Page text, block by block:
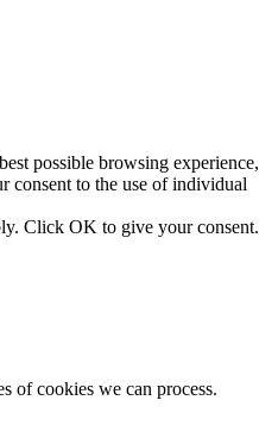
possible browsing experience,
consent to the use of individual
Click OK to give your consent.
of cookies we can process.